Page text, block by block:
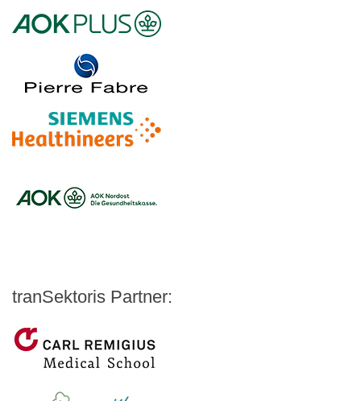
Logo – AOK PLUS
Logo – Pierre Fabre Pharma
Logo – Siemens Healthineers
Logo – AOK NORDOEST
Logo - Medicalvalley
tranSektoris Partner:
Carl Remigius Medical School